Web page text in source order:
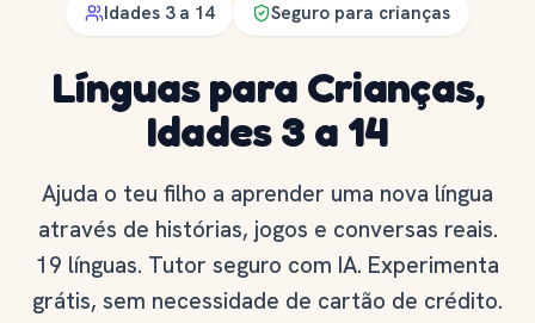
Idades 3 a 14 Seguro para crianças
Línguas para Crianças,
Idades 3 a 14
Ajuda o teu filho a aprender uma nova língua
através de histórias, jogos e conversas reais.
19 línguas. Tutor seguro com IA. Experimenta
grátis, sem necessidade de cartão de crédito.